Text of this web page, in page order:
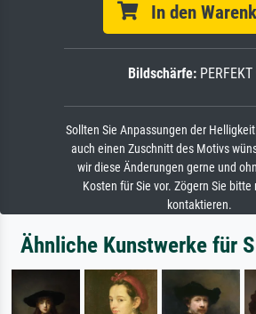
In den
Bildschärfe: PERFEKT
Sollten Sie Anpassungen der
auch einen Zuschnitt des Motivs
wir diese Änderungen gerne und
Kosten für Sie vor. Zögern Sie bitte
kontaktieren.
Ähnliche Kunstwerke für